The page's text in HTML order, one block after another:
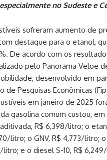
no Sudeste e
sofreram aumento de
destaque para o etanol,
De acordo com os
pelo Panorama Veloe
desenvolvido em
de Pesquisas Econômicas
em janeiro de 2025
gasolina comum custou, em
R$ 6,398/litro; o
litro; o GNV, R$ 4,773/litro;
litro; e o diesel S-10, R$